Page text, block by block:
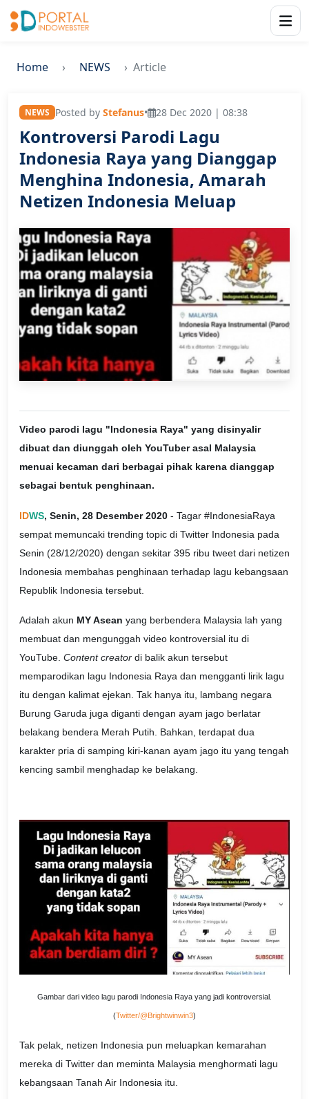
Home NEWS Article
NEWS Posted by Stefanus• 28 Dec 2020 | 08:38
Kontroversi Parodi Lagu
Indonesia Raya yang Dianggap
Menghina Indonesia, Amarah
Netizen Indonesia Meluap
Video parodi lagu "Indonesia Raya" yang disinyalir
dibuat dan diunggah oleh YouTuber asal Malaysia
menuai kecaman dari berbagai pihak karena dianggap
sebagai bentuk penghinaan.
IDWS, Senin, 28 Desember 2020 - Tagar #IndonesiaRaya
sempat memuncaki trending topic di Twitter Indonesia pada
Senin (28/12/2020) dengan sekitar 395 ribu tweet dari netizen
Indonesia membahas penghinaan terhadap lagu kebangsaan
Republik Indonesia tersebut.
Adalah akun MY Asean yang berbendera Malaysia lah yang
membuat dan mengunggah video kontroversial itu di
YouTube. Content creator di balik akun tersebut
memparodikan lagu Indonesia Raya dan mengganti lirik lagu
itu dengan kalimat ejekan. Tak hanya itu, lambang negara
Burung Garuda juga diganti dengan ayam jago berlatar
belakang bendera Merah Putih. Bahkan, terdapat dua
karakter pria di samping kiri-kanan ayam jago itu yang tengah
kencing sambil menghadap ke belakang.
Gambar dari video lagu parodi Indonesia Raya yang jadi kontroversial.
(Twitter/@Brightwinwin3)
Tak pelak, netizen Indonesia pun meluapkan kemarahan
mereka di Twitter dan meminta Malaysia menghormati lagu
kebangsaan Tanah Air Indonesia itu.